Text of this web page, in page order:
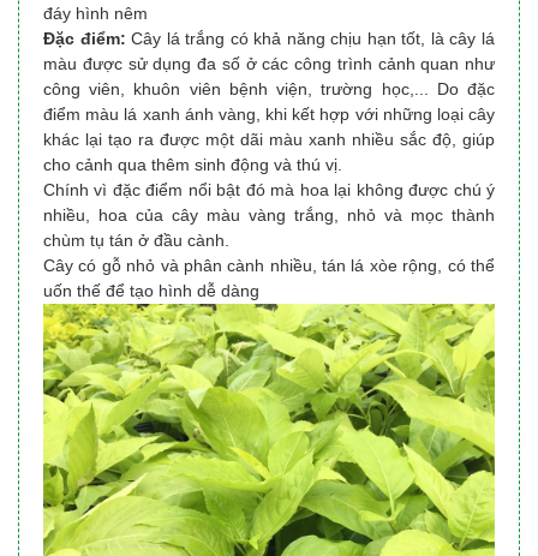
đáy hình nêm
Đặc điểm:Cây lá trắng có khả năng chịu hạn tốt, là cây lá
màu được sử dụng đa số ở các công trình cảnh quan như
công viên, khuôn viên bệnh viện, trường học,... Do đặc
điểm màu lá xanh ánh vàng, khi kết hợp với những loại cây
khác lại tạo ra được một dãi màu xanh nhiều sắc độ, giúp
cho cảnh qua thêm sinh động và thú vị.
Chính vì đặc điểm nổi bật đó mà hoa lại không được chú ý
nhiều, hoa của cây màu vàng trắng, nhỏ và mọc thành
chùm tụ tán ở đầu cành.
Cây có gỗ nhỏ và phân cành nhiều, tán lá xòe rộng, có thể
uốn thế để tạo hình dễ dàng